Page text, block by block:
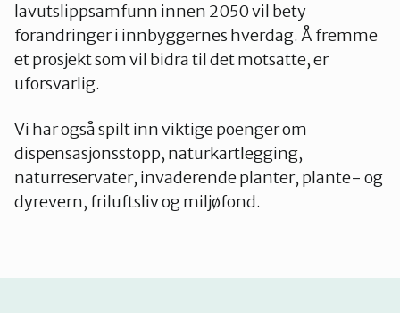
lavutslippsamfunn innen 2050 vil bety
forandringer i innbyggernes hverdag. Å fremme
et prosjekt som vil bidra til det motsatte, er
uforsvarlig.
Vi har også spilt inn viktige poenger om
dispensasjonsstopp, naturkartlegging,
naturreservater, invaderende planter, plante- og
dyrevern, friluftsliv og miljøfond.